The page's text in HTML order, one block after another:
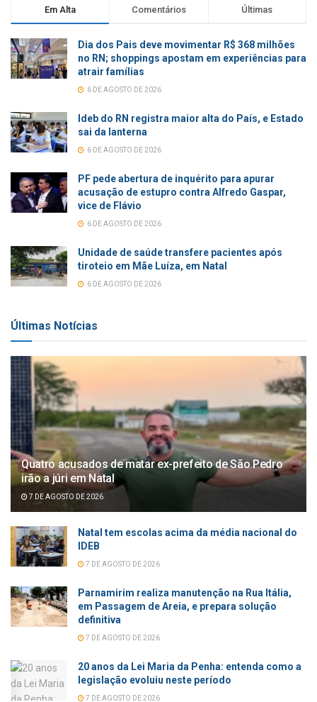
Em Alta Comentários Últimas
Dia dos Pais deve movimentar R$ 368 milhões
no RN; shoppings apostam em experiências para
atrair famílias
6 DE AGOSTO DE 2026
Ideb do RN registra maior alta do País, e Estado
sai da lanterna
6 DE AGOSTO DE 2026
PF pede abertura de inquérito para apurar
acusação de estupro contra Alfredo Gaspar,
vice de Flávio
6 DE AGOSTO DE 2026
Unidade de saúde transfere pacientes após
tiroteio em Mãe Luíza, em Natal
6 DE AGOSTO DE 2026
Últimas Notícias
Quatro acusados de matar ex-prefeito de São Pedro
irão a júri em Natal
7 DE AGOSTO DE 2026
Natal tem escolas acima da média nacional do
IDEB
7 DE AGOSTO DE 2026
Parnamirim realiza manutenção na Rua Itália,
em Passagem de Areia, e prepara solução
definitiva
7 DE AGOSTO DE 2026
20 anos da Lei Maria da Penha: entenda como a
legislação evoluiu neste período
7 DE AGOSTO DE 2026